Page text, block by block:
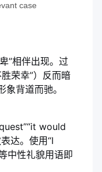
case
”相伴出现。过
荣幸”）反而暗
背道而驰。
would
达。使用“I
中性礼貌用语即